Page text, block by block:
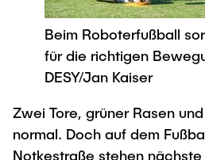
Newsroom
Press Release
Flyers and brochures
Events
Advice and contact
New@tuhh
Around student life
AI in Education
UNU HUB "Engineering to
Change"
Research Funding
Early Career Research
Process Engineering
Study programs
Research and Institutes
News
Exchange students
Intercultural Hub
International Scholars & Guests
Partnerships and Strategy
Study Exchange Partnerships
Beim Roboterfußball
für die richtigen
DESY/Jan Kaiser
Zwei Tore, grüner Rasen
normal. Doch auf dem
Notkestraße stehen